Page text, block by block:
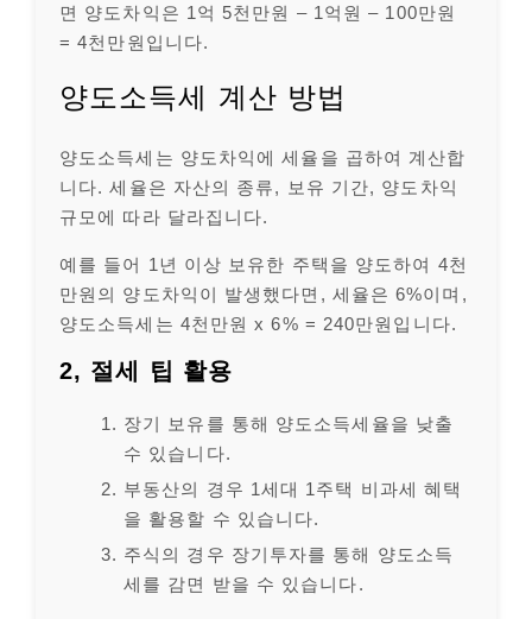
면 양도차익은 1억 5천만원 – 1억원 – 100만원
= 4천만원입니다.
양도소득세 계산 방법
양도소득세는 양도차익에 세율을 곱하여 계산합
니다. 세율은 자산의 종류, 보유 기간, 양도차익
규모에 따라 달라집니다.
예를 들어 1년 이상 보유한 주택을 양도하여 4천
만원의 양도차익이 발생했다면, 세율은 6%이며,
양도소득세는 4천만원 x 6% = 240만원입니다.
2, 절세 팁 활용
장기 보유를 통해 양도소득세율을 낮출
수 있습니다.
부동산의 경우 1세대 1주택 비과세 혜택
을 활용할 수 있습니다.
주식의 경우 장기투자를 통해 양도소득
세를 감면 받을 수 있습니다.